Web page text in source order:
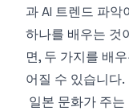
과 AI 트렌드 파악
하나를 배우는 것
면, 두 가지를 배
어질 수 있습니다.
일본 문화가 주